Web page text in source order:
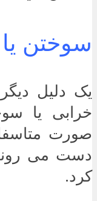
سوختن
یک دلیل
خرابی یا
صورت
دست می روند.
کرد.